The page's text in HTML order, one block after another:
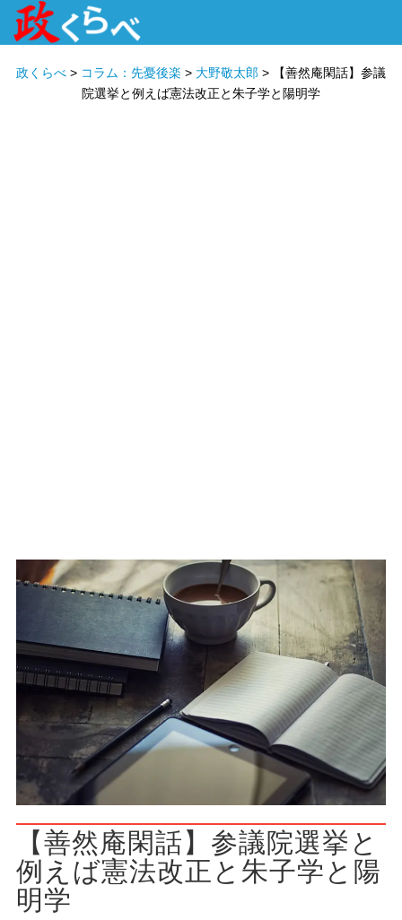
政くらべ > コラム：先憂後楽 > 大野敬太郎 >
【善然庵閑話】参議
院選挙と例えば憲法改正と朱子学と陽明学
【善然庵閑話】参議院選挙と
例えば憲法改正と朱子学と陽
明学